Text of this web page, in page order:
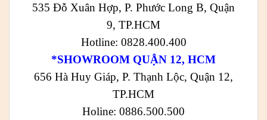
535 Đỗ Xuân Hợp, P. Phước Long B, Quận
9, TP.HCM
Hotline: 0828.400.400
*SHOWROOM QUẬN 12, HCM
656 Hà Huy Giáp, P. Thạnh Lộc, Quận 12,
TP.HCM
Holine: 0886.500.500